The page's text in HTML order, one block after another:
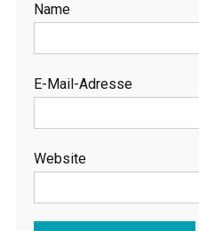
Name
E-Mail-Adresse
Website